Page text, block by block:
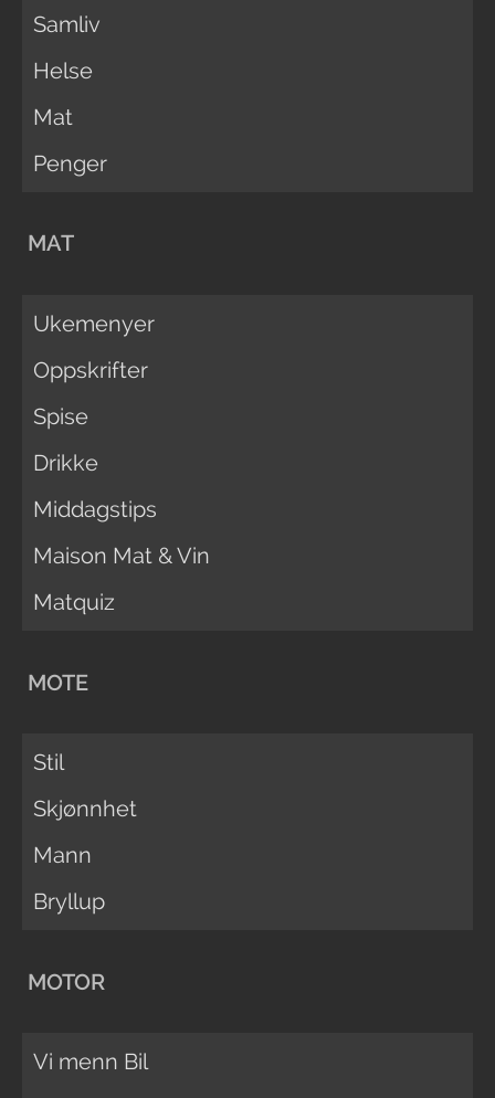
Samliv
Helse
Mat
Penger
MAT
Ukemenyer
Oppskrifter
Spise
Drikke
Middagstips
Maison Mat & Vin
Matquiz
MOTE
Stil
Skjønnhet
Mann
Bryllup
MOTOR
Vi menn Bil